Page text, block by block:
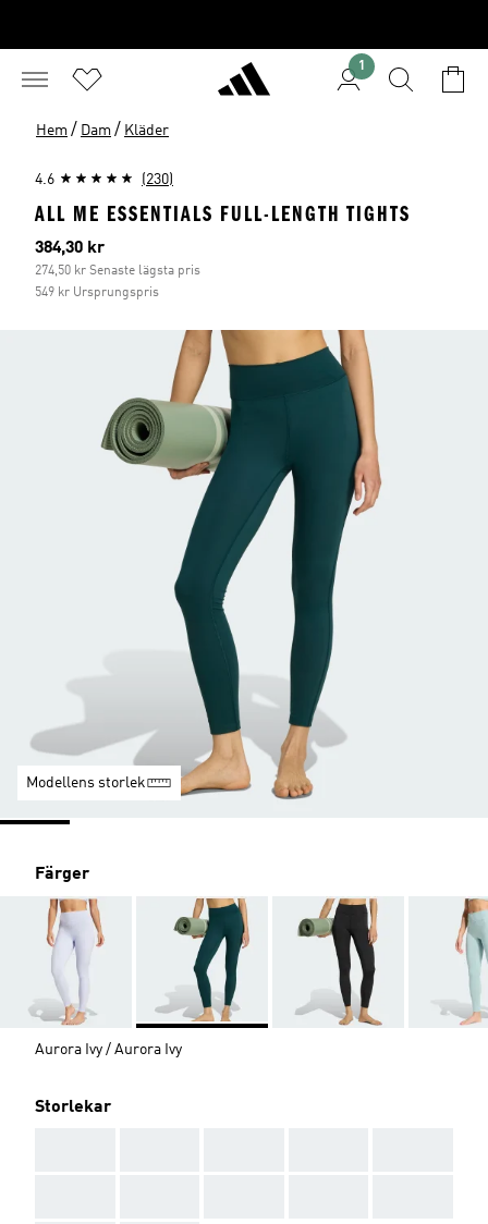
1
Hem / Dam / Kläder
4.6 (230)
ALL ME ESSENTIALS FULL-LENGTH TIGHTS
Aktuellt pris
384,30 kr
274,50 kr Senaste lägsta pris
549 kr Ursprungspris
Modellens storlek
Färger
Aurora Ivy / Aurora Ivy
Storlekar